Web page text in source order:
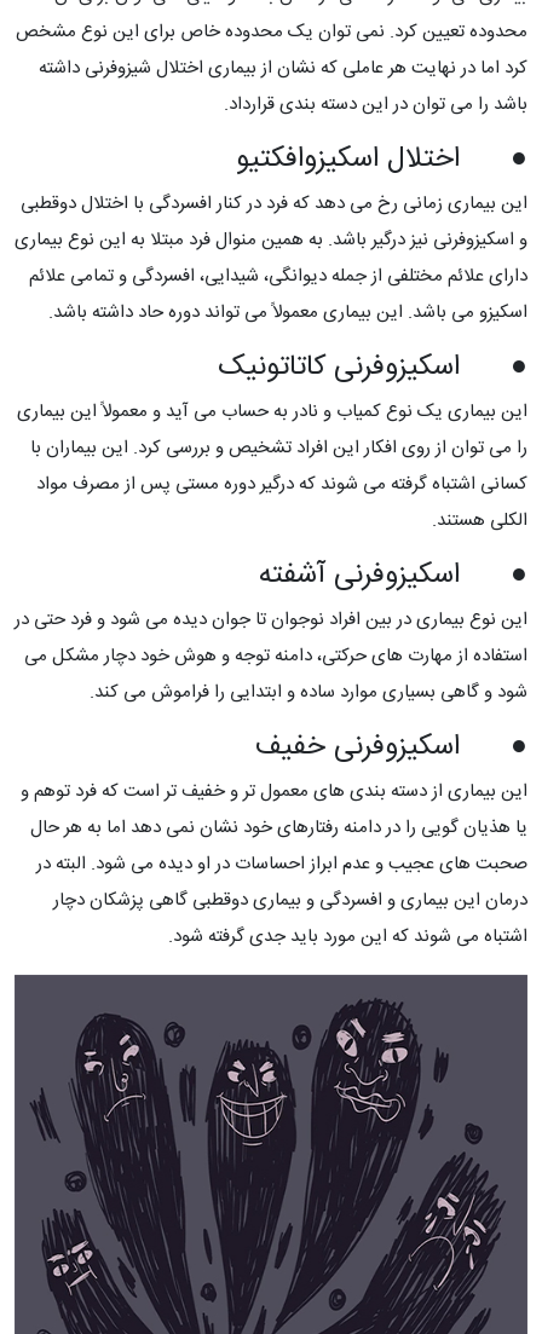
محدوده تعیین کرد. نمی توان یک محدوده خاص برای این نوع مشخص
کرد اما در نهایت هر عاملی که نشان از بیماری اختلال شیزوفرنی داشته
باشد را می توان در این دسته بندی قرارداد.
● اختلال اسکیزوافکتیو
این بیماری زمانی رخ می دهد که فرد در کنار افسردگی با اختلال دوقطبی
و اسکیزوفرنی نیز درگیر باشد. به همین منوال فرد مبتلا به این نوع بیماری
دارای علائم مختلفی از جمله دیوانگی، شیدایی، افسردگی و تمامی علائم
اسکیزو می باشد. این بیماری معمولاً می تواند دوره حاد داشته باشد.
● اسکیزوفرنی کاتاتونیک
این بیماری یک نوع کمیاب و نادر به حساب می آید و معمولاً این بیماری
را می توان از روی افکار این افراد تشخیص و بررسی کرد. این بیماران با
کسانی اشتباه گرفته می شوند که درگیر دوره مستی پس از مصرف مواد
الکلی هستند.
● اسکیزوفرنی آشفته
این نوع بیماری در بین افراد نوجوان تا جوان دیده می شود و فرد حتی در
استفاده از مهارت های حرکتی، دامنه توجه و هوش خود دچار مشکل می
شود و گاهی بسیاری موارد ساده و ابتدایی را فراموش می کند.
● اسکیزوفرنی خفیف
این بیماری از دسته بندی های معمول تر و خفیف تر است که فرد توهم و
یا هذیان گویی را در دامنه رفتارهای خود نشان نمی دهد اما به هر حال
صحبت های عجیب و عدم ابراز احساسات در او دیده می شود. البته در
درمان این بیماری و افسردگی و بیماری دوقطبی گاهی پزشکان دچار
اشتباه می شوند که این مورد باید جدی گرفته شود.